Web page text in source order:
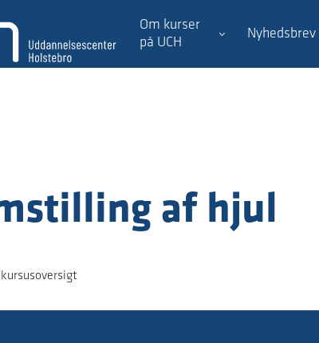
Om kurser
på UCH
Nyhedsbrev
af hjul
kursusoversigt